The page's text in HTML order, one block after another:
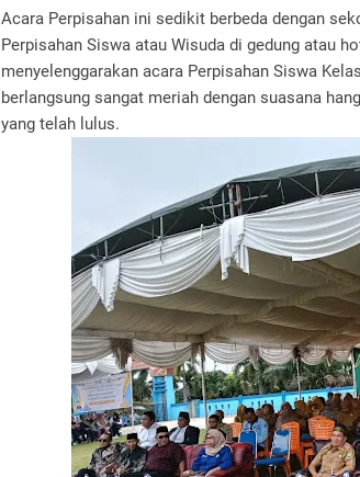
Acara Perpisahan ini sedikit berbeda dengan
Perpisahan Siswa atau Wisuda di gedung atau
menyelenggarakan acara Perpisahan Siswa
berlangsung sangat meriah dengan suasana
yang telah lulus.